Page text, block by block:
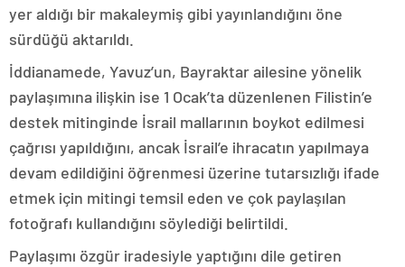
yer aldığı bir makaleymiş gibi yayınlandığını öne
sürdüğü aktarıldı.
İddianamede, Yavuz’un, Bayraktar ailesine yönelik
paylaşımına ilişkin ise 1 Ocak’ta düzenlenen Filistin’e
destek mitinginde İsrail mallarının boykot edilmesi
çağrısı yapıldığını, ancak İsrail’e ihracatın yapılmaya
devam edildiğini öğrenmesi üzerine tutarsızlığı ifade
etmek için mitingi temsil eden ve çok paylaşılan
fotoğrafı kullandığını söylediği belirtildi.
Paylaşımı özgür iradesiyle yaptığını dile getiren